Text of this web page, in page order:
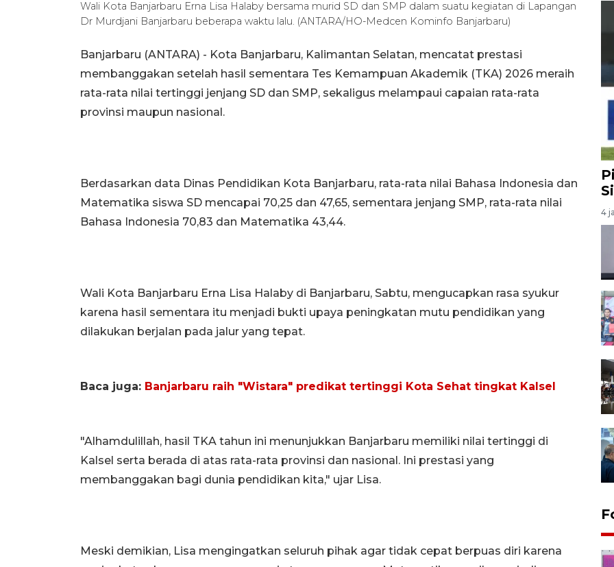
Wali Kota Banjarbaru Erna Lisa Halaby bersama murid SD dan SMP dalam suatu kegiatan di Lapangan
Dr Murdjani Banjarbaru beberapa waktu lalu. (ANTARA/HO-Medcen Kominfo Banjarbaru)
Banjarbaru (ANTARA) - Kota Banjarbaru, Kalimantan Selatan, mencatat prestasi
membanggakan setelah hasil sementara Tes Kemampuan Akademik (TKA) 2026 meraih
rata-rata nilai tertinggi jenjang SD dan SMP, sekaligus melampaui capaian rata-rata
provinsi maupun nasional.
Berdasarkan data Dinas Pendidikan Kota Banjarbaru, rata-rata nilai Bahasa Indonesia dan
Matematika siswa SD mencapai 70,25 dan 47,65, sementara jenjang SMP, rata-rata nilai
Bahasa Indonesia 70,83 dan Matematika 43,44.
Wali Kota Banjarbaru Erna Lisa Halaby di Banjarbaru, Sabtu, mengucapkan rasa syukur
karena hasil sementara itu menjadi bukti upaya peningkatan mutu pendidikan yang
dilakukan berjalan pada jalur yang tepat.
Baca juga: Banjarbaru raih "Wistara" predikat tertinggi Kota Sehat tingkat Kalsel
"Alhamdulillah, hasil TKA tahun ini menunjukkan Banjarbaru memiliki nilai tertinggi di
Kalsel serta berada di atas rata-rata provinsi dan nasional. Ini prestasi yang
membanggakan bagi dunia pendidikan kita," ujar Lisa.
Meski demikian, Lisa mengingatkan seluruh pihak agar tidak cepat berpuas diri karena
4